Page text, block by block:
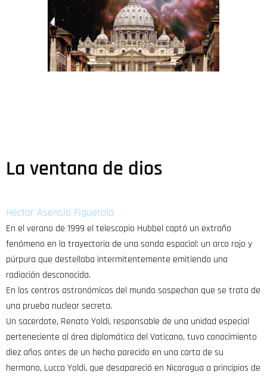
La ventana de dios
Héctor Asensio Figuerola
En el verano de 1999 el telescopio Hubbel captó un extraño
fenómeno en la trayectoria de una sonda espacial: un arco rojo y
púrpura que destellaba intermitentemente emitiendo una
radiación desconocida.
En los centros astronómicos del mundo sospechan que se trata de
una prueba nuclear secreta.
Un sacerdote, Renato Yoldi, responsable de una unidad especial
perteneciente al área diplomática del Vaticano, tuvo conocimiento
diez años antes de un hecho parecido en una carta de su
hermano, Lucca Yoldi, que desapareció en Nicaragua a principios de